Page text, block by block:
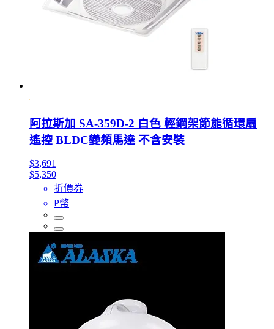
阿拉斯加 SA-359D-2 白色 輕鋼架節能循環扇
遙控 BLDC變頻馬達 不含安裝
$3,691
$5,350
折價券
P幣